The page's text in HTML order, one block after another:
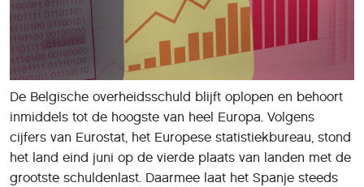
De Belgische overheidsschuld blijft oplopen en behoort
inmiddels tot de hoogste van heel Europa. Volgens
cijfers van Eurostat, het Europese statistiekbureau, stond
het land eind juni op de vierde plaats van landen met de
grootste schuldenlast. Daarmee laat het Spanje steeds